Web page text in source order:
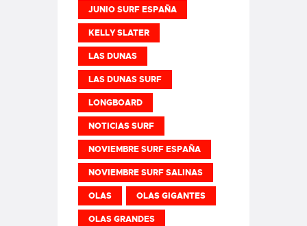
JUNIO SURF ESPAÑA
KELLY SLATER
LAS DUNAS
LAS DUNAS SURF
LONGBOARD
NOTICIAS SURF
NOVIEMBRE SURF ESPAÑA
NOVIEMBRE SURF SALINAS
OLAS OLAS GIGANTES
OLAS GRANDES